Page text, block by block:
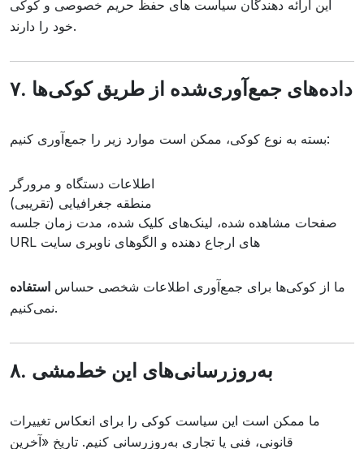
این ارائه دهندگان سیاست های حفظ حریم خصوصی و کوکی
خود را دارند.
۷. داده‌های جمع‌آوری‌شده از طریق کوکی‌ها
بسته به نوع کوکی، ممکن است موارد زیر را جمع‌آوری کنیم:
اطلاعات دستگاه و مرورگر
منطقه جغرافیایی (تقریبی)
صفحات مشاهده شده، لینک‌های کلیک شده، مدت زمان جلسه
URL های ارجاع دهنده و الگوهای ناوبری سایت
ما از کوکی‌ها برای جمع‌آوری اطلاعات شخصی حساس استفاده
نمی‌کنیم.
۸. به‌روزرسانی‌های این خط‌مشی
ما ممکن است این سیاست کوکی را برای انعکاس تغییرات
قانونی، فنی یا تجاری به‌روزرسانی کنیم. تاریخ «آخرین